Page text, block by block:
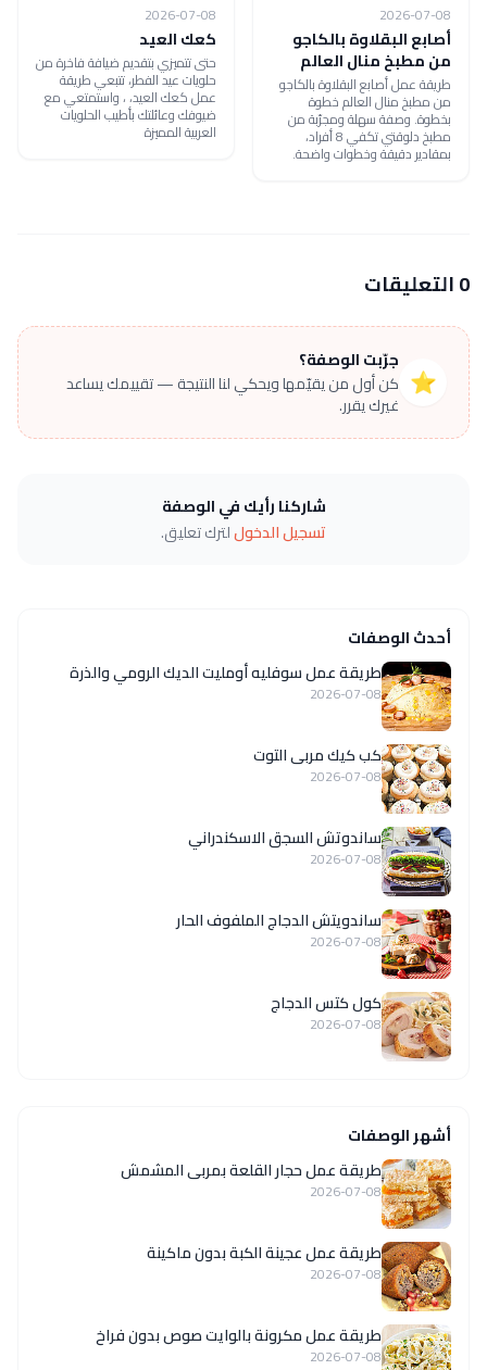
2026-07-08
أصابع البقلاوة بالكاجو
من مطبخ منال العالم
طريقة عمل أصابع البقلاوة بالكاجو
من مطبخ منال العالم خطوة
بخطوة. وصفة سهلة ومجرّبة من
مطبخ دلوقتي تكفي 8 أفراد،
بمقادير دقيقة وخطوات واضحة.
2026-07-08
كعك العيد
حتى تتميزي بتقديم ضيافة فاخرة من
حلويات عيد الفطر، تتبعي طريقة
عمل كعك العيد، ، واستمتعي مع
ضيوفك وعائلتك بأطيب الحلويات
العربية المميزة
0 التعليقات
⭐
جرّبت الوصفة؟
كن أول من يقيّمها ويحكي لنا النتيجة — تقييمك يساعد
غيرك يقرر.
شاركنا رأيك في الوصفة
تسجيل الدخوللترك تعليق.
أحدث الوصفات
طريقة عمل سوفليه أومليت الديك الرومي والذرة
2026-07-08
كب كيك مربى التوت
2026-07-08
ساندوتش السجق الاسكندراني
2026-07-08
ساندويتش الدجاج الملفوف الحار
2026-07-08
كول كتس الدجاج
2026-07-08
أشهر الوصفات
طريقة عمل حجار القلعة بمربى المشمش
2026-07-08
طريقة عمل عجينة الكبة بدون ماكينة
2026-07-08
طريقة عمل مكرونة بالوايت صوص بدون فراخ
2026-07-08